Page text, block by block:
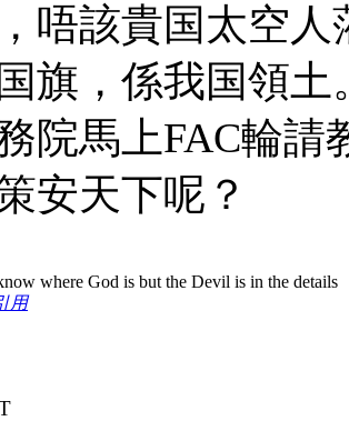
唔該貴国太空人
旗，係我国領土
院馬上FAC輪
安天下呢？
where God is but the Devil is in the details
用